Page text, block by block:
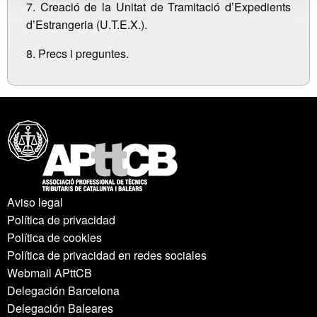
7. Creació de la Unitat de Tramitació d’Expedients
d’Estrangeria (U.T.E.X.).
8. Precs i preguntes.
Aviso legal
Política de privacidad
Política de cookies
Política de privacidad en redes sociales
Webmail APttCB
Delegación Barcelona
Delegación Baleares